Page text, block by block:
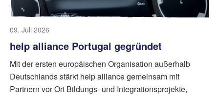
09. Juli 2026
help alliance Portugal gegründet
Mit der ersten europäischen Organisation außerhalb
Deutschlands stärkt help alliance gemeinsam mit
Partnern vor Ort Bildungs- und Integrationsprojekte,